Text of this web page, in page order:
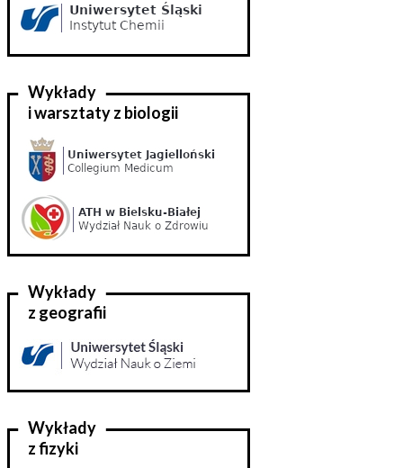
Wykłady
i warsztaty z biologii
Wykłady
z geografii
Wykłady
z fizyki